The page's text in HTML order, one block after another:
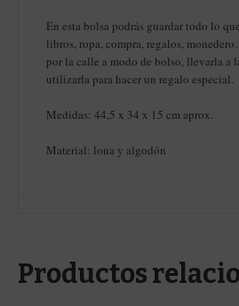
En esta bolsa podrás guardar todo lo
libros, ropa, compra, regalos,
por la calle a modo de bolso, llevarla a
utilizarla para hacer un regalo especial.
Medidas: 44,5 x 34 x 15 cm aprox.
Material: lona y algodón
Productos